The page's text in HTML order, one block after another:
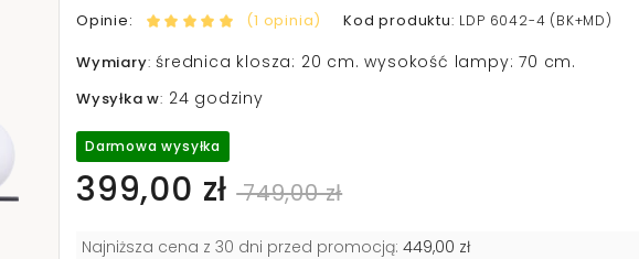
Opinie: (1 opinia) Kod produktu: LDP 6042-4 (BK+MD)
Wymiary: średnica klosza: 20 cm. wysokość lampy: 70 cm.
Wysyłka w: 24 godziny
Darmowa wysyłka
399,00 zł 749,00 zł
Najniższa cena z 30 dni przed promocją: 449,00 zł